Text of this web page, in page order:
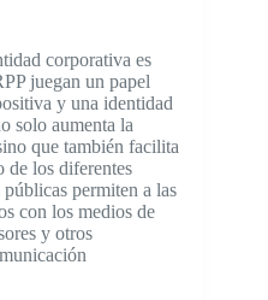
corporativa es
juegan un papel
y una identidad
solo aumenta la
que también facilita
los diferentes
permiten a las
con los medios de
y otros